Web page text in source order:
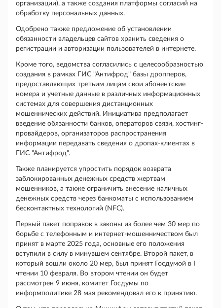
организации), а также создания платформы согласий на
обработку персональных данных.
Одобрено также предложение об установлении
обязанности владельцев сайтов хранить сведения о
регистрации и авторизации пользователей в интернете.
Кроме того, ведомства согласились с целесообразностью
создания в рамках ГИС "Антифрод" базы дропперов,
предоставляющих третьим лицам свои абонентские
номера и учетные данные в различных информационных
системах для совершения дистанционных
мошеннических действий. Инициатива предполагает
введение обязанности банков, операторов связи, хостинг-
провайдеров, организаторов распространения
информации передавать сведения о дропах-клиентах в
ГИС "Антифрод".
Также планируется упростить порядок возврата
заблокированных денежных средств жертвам
мошенников, а также ограничить внесение наличных
денежных средств через банкоматы с использованием
бесконтактных технологий (NFC).
Первый пакет поправок в законы из более чем 30 мер по
борьбе с телефонным и интернет-мошенничеством был
принят в марте 2025 года, основные его положения
вступили в силу в минувшем сентябре. Второй пакет, в
который вошли около 20 мер, был принят Госдумой в I
чтении 10 февраля. Во втором чтении он будет
рассмотрен 9 июня, комитет Госдумы по
информполитике 28 мая рекомендовал его к принятию.